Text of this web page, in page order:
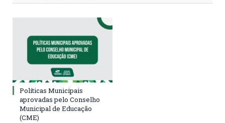
Políticas Municipais
aprovadas pelo Conselho
Municipal de Educação
(CME)